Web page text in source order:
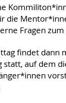
die
Fragen
findet dann
statt, auf dem